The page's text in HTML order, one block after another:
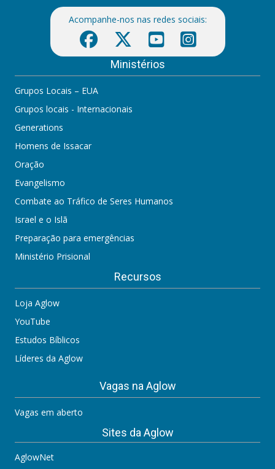
Acompanhe-nos nas redes sociais:
Ministérios
Grupos Locais – EUA
Grupos locais - Internacionais
Generations
Homens de Issacar
Oração
Evangelismo
Combate ao Tráfico de Seres Humanos
Israel e o Islã
Preparação para emergências
Ministério Prisional
Recursos
Loja Aglow
YouTube
Estudos Bíblicos
Líderes da Aglow
Vagas na Aglow
Vagas em aberto
Sites da Aglow
AglowNet